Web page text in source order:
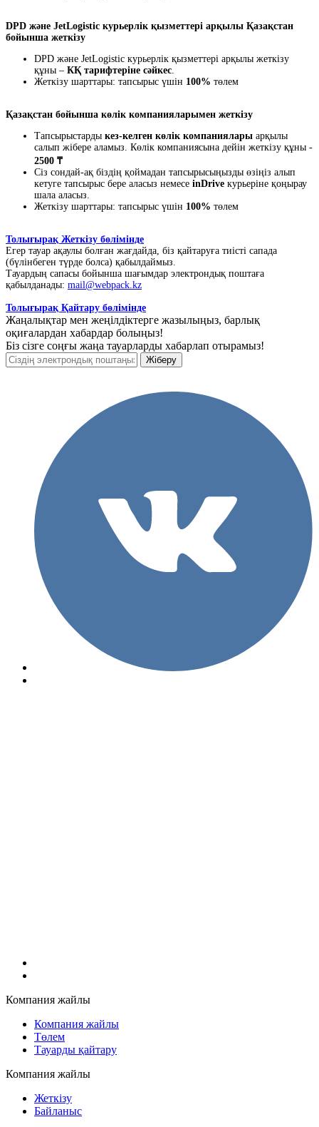
DPD және JetLogistic курьерлік қызметтері арқылы Қазақстан
бойынша жеткізу
DPD және JetLogistic курьерлік қызметтері арқылы жеткізу
құны – КҚ тарифтеріне сәйкес.
Жеткізу шарттары: тапсырыс үшін 100% төлем
Қазақстан бойынша көлік компанияларымен жеткізу
Тапсырыстарды кез-келген көлік компаниялары арқылы
салып жібере аламыз. Көлік компаниясына дейін жеткізу құны -
2500 ₸
Сіз сондай-ақ біздің қоймадан тапсырысыңызды өзіңіз алып
кетуге тапсырыс бере аласыз немесе inDrive курьеріне қоңырау
шала аласыз.
Жеткізу шарттары: тапсырыс үшін 100% төлем
Толығырақ Жеткізу бөлімінде
Егер тауар ақаулы болған жағдайда, біз қайтаруға тиісті сапада
(бүлінбеген түрде болса) қабылдаймыз.
Тауардың сапасы бойынша шағымдар электрондық поштаға
қабылданады: mail@webpack.kz
Толығырақ Қайтару бөлімінде
Жаңалықтар мен жеңілдіктерге жазылыңыз, барлық
оқиғалардан хабардар болыңыз!
Біз сізге соңғы жаңа тауарларды хабарлап отырамыз!
Компания жайлы
Компания жайлы
Төлем
Тауарды қайтару
Компания жайлы
Жеткізу
Байланыс